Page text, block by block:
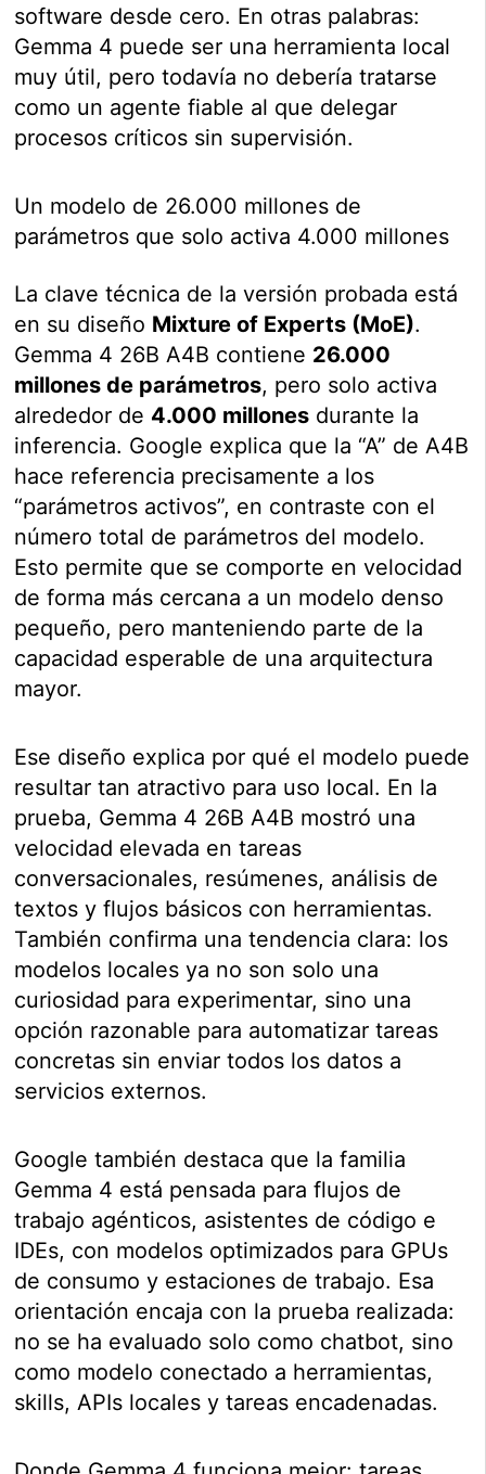
software desde cero. En otras palabras:
Gemma 4 puede ser una herramienta local
muy útil, pero todavía no debería tratarse
como un agente fiable al que delegar
procesos críticos sin supervisión.
Un modelo de 26.000 millones de
parámetros que solo activa 4.000 millones
La clave técnica de la versión probada está
en su diseño Mixture of Experts (MoE).
Gemma 4 26B A4B contiene 26.000
millones de parámetros, pero solo activa
alrededor de 4.000 millones durante la
inferencia. Google explica que la “A” de A4B
hace referencia precisamente a los
“parámetros activos”, en contraste con el
número total de parámetros del modelo.
Esto permite que se comporte en velocidad
de forma más cercana a un modelo denso
pequeño, pero manteniendo parte de la
capacidad esperable de una arquitectura
mayor.
Ese diseño explica por qué el modelo puede
resultar tan atractivo para uso local. En la
prueba, Gemma 4 26B A4B mostró una
velocidad elevada en tareas
conversacionales, resúmenes, análisis de
textos y flujos básicos con herramientas.
También confirma una tendencia clara: los
modelos locales ya no son solo una
curiosidad para experimentar, sino una
opción razonable para automatizar tareas
concretas sin enviar todos los datos a
servicios externos.
Google también destaca que la familia
Gemma 4 está pensada para flujos de
trabajo agénticos, asistentes de código e
IDEs, con modelos optimizados para GPUs
de consumo y estaciones de trabajo. Esa
orientación encaja con la prueba realizada:
no se ha evaluado solo como chatbot, sino
como modelo conectado a herramientas,
skills, APIs locales y tareas encadenadas.